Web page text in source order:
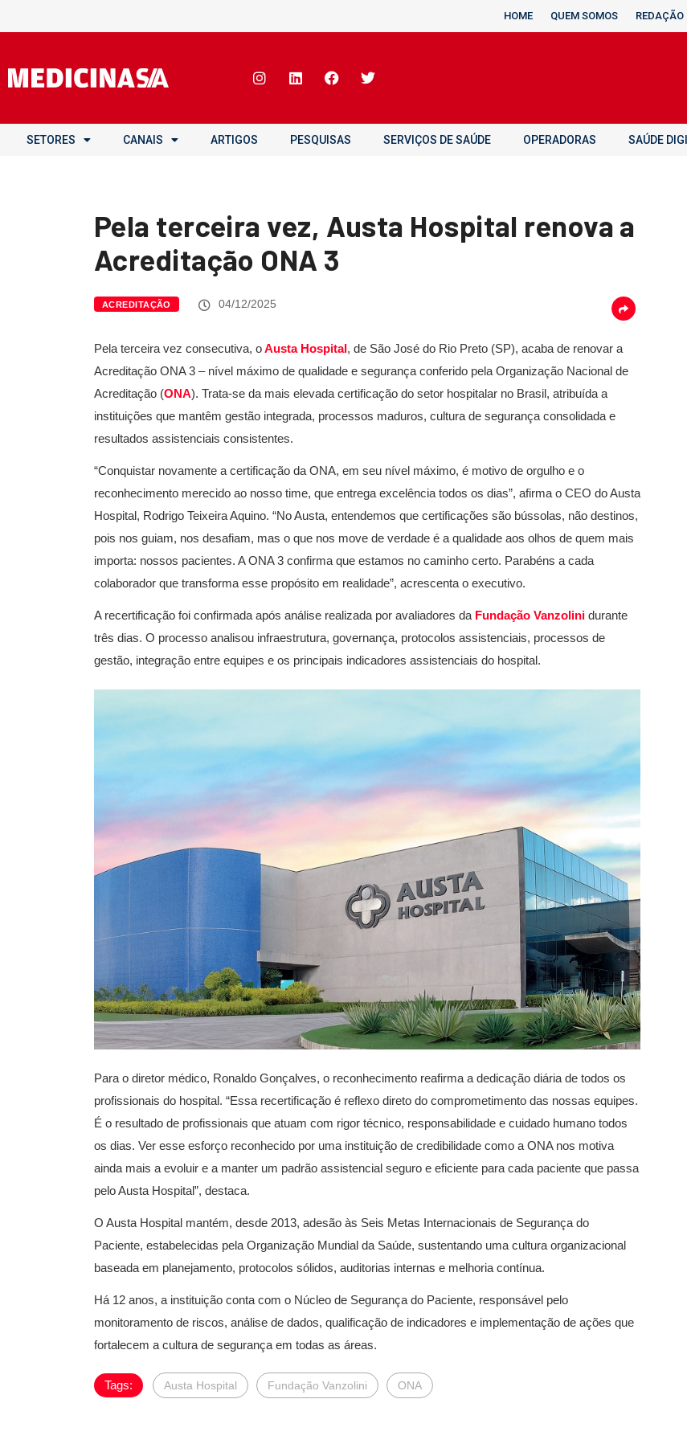
HOME QUEM SOMOS REDAÇÃO
SETORES CANAIS ARTIGOS PESQUISAS SERVIÇOS DE SAÚDE OPERADORAS SAÚDE
Pela terceira vez, Austa Hospital renova a
Acreditação ONA 3
ACREDITAÇÃO 04/12/2025
Pela terceira vez consecutiva, oAusta Hospital, de São José do Rio Preto (SP), acaba de renovar a
Acreditação ONA 3 – nível máximo de qualidade e segurança conferido pela Organização Nacional de
Acreditação (ONA). Trata-se da mais elevada certificação do setor hospitalar no Brasil, atribuída a
instituições que mantêm gestão integrada, processos maduros, cultura de segurança consolidada e
resultados assistenciais consistentes.
“Conquistar novamente a certificação da ONA, em seu nível máximo, é motivo de orgulho e o
reconhecimento merecido ao nosso time, que entrega excelência todos os dias”, afirma o CEO do Austa
Hospital, Rodrigo Teixeira Aquino. “No Austa, entendemos que certificações são bússolas, não destinos,
pois nos guiam, nos desafiam, mas o que nos move de verdade é a qualidade aos olhos de quem mais
importa: nossos pacientes. A ONA 3 confirma que estamos no caminho certo. Parabéns a cada
colaborador que transforma esse propósito em realidade”, acrescenta o executivo.
A recertificação foi confirmada após análise realizada por avaliadores da Fundação Vanzolini durante
três dias. O processo analisou infraestrutura, governança, protocolos assistenciais, processos de
gestão, integração entre equipes e os principais indicadores assistenciais do hospital.
Para o diretor médico, Ronaldo Gonçalves, o reconhecimento reafirma a dedicação diária de todos os
profissionais do hospital. “Essa recertificação é reflexo direto do comprometimento das nossas equipes.
É o resultado de profissionais que atuam com rigor técnico, responsabilidade e cuidado humano todos
os dias. Ver esse esforço reconhecido por uma instituição de credibilidade como a ONA nos motiva
ainda mais a evoluir e a manter um padrão assistencial seguro e eficiente para cada paciente que passa
pelo Austa Hospital”, destaca.
O Austa Hospital mantém, desde 2013, adesão às Seis Metas Internacionais de Segurança do
Paciente, estabelecidas pela Organização Mundial da Saúde, sustentando uma cultura organizacional
baseada em planejamento, protocolos sólidos, auditorias internas e melhoria contínua.
Há 12 anos, a instituição conta com o Núcleo de Segurança do Paciente, responsável pelo
monitoramento de riscos, análise de dados, qualificação de indicadores e implementação de ações que
fortalecem a cultura de segurança em todas as áreas.
Tags: Austa Hospital Fundação Vanzolini ONA